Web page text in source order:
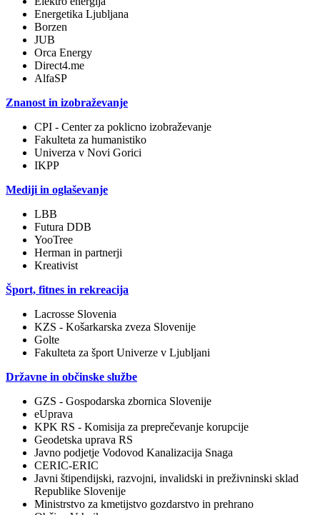
Energetika Ljubljana
Borzen
JUB
Orca Energy
Direct4.me
AlfaSP
Znanost in izobraževanje
CPI - Center za poklicno izobraževanje
Fakulteta za humanistiko
Univerza v Novi Gorici
IKPP
Mediji in oglaševanje
LBB
Futura DDB
YooTree
Herman in partnerji
Kreativist
Šport, fitnes in rekreacija
Lacrosse Slovenia
KZS - Košarkarska zveza Slovenije
Golte
Fakulteta za šport Univerze v Ljubljani
Državne in občinske službe
GZS - Gospodarska zbornica Slovenije
eUprava
KPK RS - Komisija za preprečevanje korupcije
Geodetska uprava RS
Javno podjetje Vodovod Kanalizacija Snaga
CERIC-ERIC
Javni štipendijski, razvojni, invalidski in preživninski sklad
Republike Slovenije
Ministrstvo za kmetijstvo gozdarstvo in prehrano